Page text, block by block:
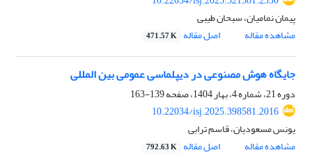
پیمان نمامیان، سبحان طیبی
مشاهده مقاله
اصل مقاله 471.57 K
جایگاه هوش مصنوعی در دیپلماسی عمومی بین المللی
دوره 21، شماره 4، بهار 1404، صفحه
139-163
10.22034/isj.2025.398581.2016
یونس مسعودیان، قاسم ترابی
مشاهده مقاله
اصل مقاله 792.63 K